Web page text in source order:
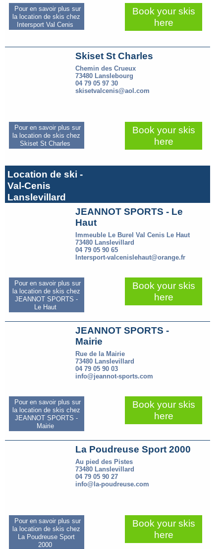
Pour en savoir plus sur
la location de skis chez
Intersport Val Cenis
Book your skis
here
Skiset St Charles
Chemin des Crueux
73480 Lanslebourg
04 79 05 97 30
skisetvalcenis@aol.com
Pour en savoir plus sur
la location de skis chez
Skiset St Charles
Book your skis
here
Location de ski -
Val-Cenis
Lanslevillard
JEANNOT SPORTS - Le
Haut
Immeuble Le Burel Val Cenis Le Haut
73480 Lanslevillard
04 79 05 90 65
Intersport-valcenislehaut@orange.fr
Pour en savoir plus sur
la location de skis chez
JEANNOT SPORTS -
Le Haut
Book your skis
here
JEANNOT SPORTS -
Mairie
Rue de la Mairie
73480 Lanslevillard
04 79 05 90 03
info@jeannot-sports.com
Pour en savoir plus sur
la location de skis chez
JEANNOT SPORTS -
Mairie
Book your skis
here
La Poudreuse Sport 2000
Au pied des Pistes
73480 Lanslevillard
04 79 05 90 27
info@la-poudreuse.com
Pour en savoir plus sur
la location de skis chez
La Poudreuse Sport
2000
Book your skis
here